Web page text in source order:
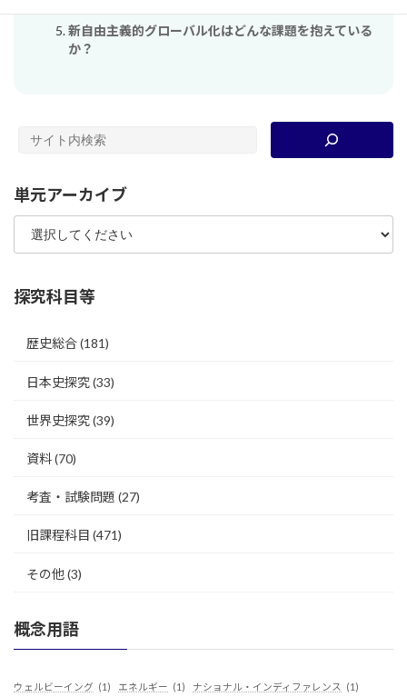
新自由主義的グローバル化はどんな課題を抱えている
か？
単元アーカイブ
探究科目等
歴史総合(181)
日本史探究(33)
世界史探究(39)
資料(70)
考査・試験問題 (27)
旧課程科目 (471)
その他(3)
概念用語
ウェルビーイング (1) エネルギー (1) ナショナル・インディファレンス (1)